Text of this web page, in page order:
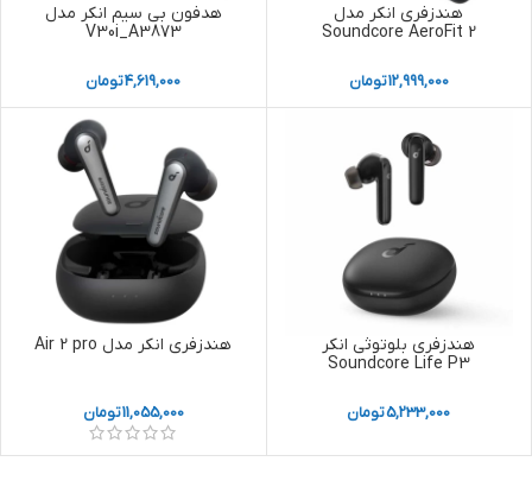
هندزفری انکر مدل
Soundcore AeroFit 2
12,999,000تومان
هدفون بی سیم انکر مدل
V30i_A3873
4,619,000تومان
هندزفری بلوتوثی انکر
Soundcore Life P3
5,233,000تومان
هندزفری انکر مدل Air 2 pro
11,055,000تومان